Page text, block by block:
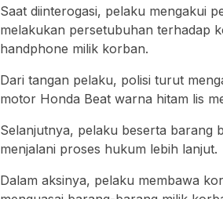
Saat diinterogasi, pelaku mengakui
melakukan persetubuhan terhadap
handphone milik korban.
Dari tangan pelaku, polisi turut
motor Honda Beat warna hitam lis
Selanjutnya, pelaku beserta barang
menjalani proses hukum lebih lanjut.
Dalam aksinya, pelaku membawa